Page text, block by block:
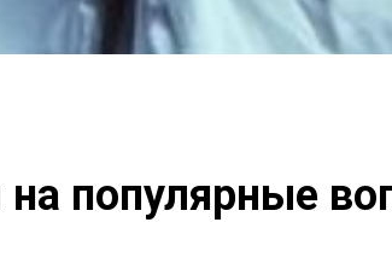
популярные